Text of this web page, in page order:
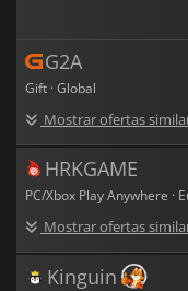
G2A
Gift · Global
Mostrar ofertas
HRKGAME
PC/Xbox Play Anywhere ·
Mostrar ofertas
Kinguin